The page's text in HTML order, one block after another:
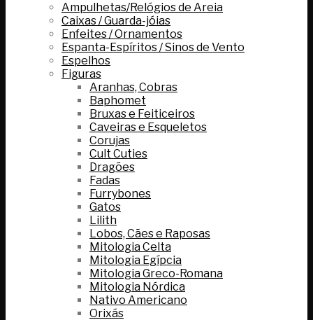
Ampulhetas/Relógios de Areia
Caixas / Guarda-jóias
Enfeites / Ornamentos
Espanta-Espíritos / Sinos de Vento
Espelhos
Figuras
Aranhas, Cobras
Baphomet
Bruxas e Feiticeiros
Caveiras e Esqueletos
Corujas
Cult Cuties
Dragões
Fadas
Furrybones
Gatos
Lilith
Lobos, Cães e Raposas
Mitologia Celta
Mitologia Egípcia
Mitologia Greco-Romana
Mitologia Nórdica
Nativo Americano
Orixás